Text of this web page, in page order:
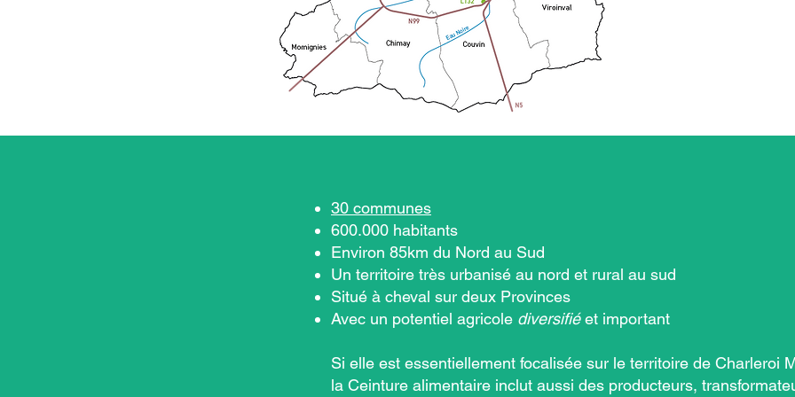
30 communes
600.000 habitants
Environ 85km du Nord au Sud
Un territoire très urbanisé au nord et rural au sud
Situé à cheval sur deux Provinces
Avec un potentiel agricole diversifiéet important
Si elle est essentiellement focalisée sur le territoire de Charleroi
la Ceinture alimentaire inclut aussi des producteurs,